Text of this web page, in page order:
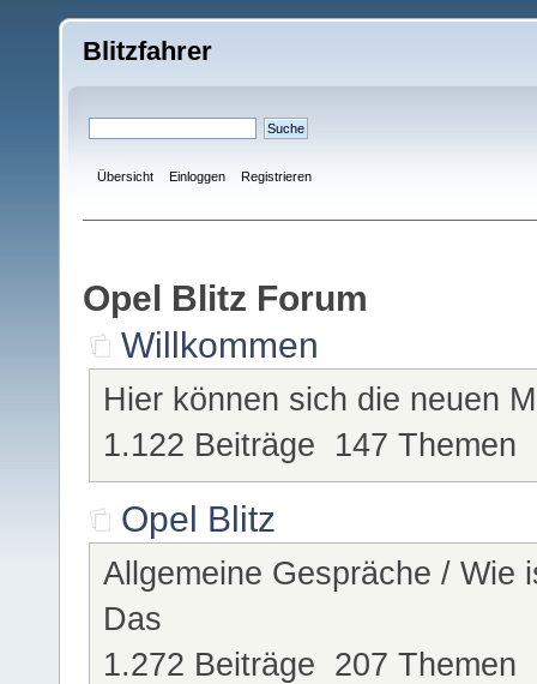
Blitzfahrer
Übersicht Einloggen Registrieren
Opel Blitz Forum
Willkommen
Hier können sich die neuen
1.122 Beiträge 147 Themen
Opel Blitz
Allgemeine Gespräche / Wie
Das
1.272 Beiträge 207 Themen